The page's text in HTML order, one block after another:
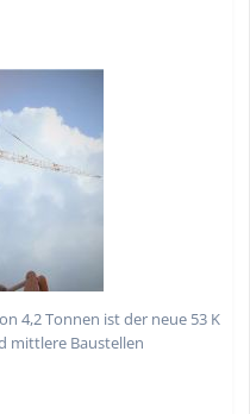
4,2 Tonnen ist der neue 53 K
mittlere Baustellen